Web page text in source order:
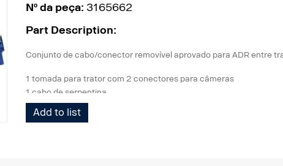
Nº da peça: 3165662
Part Description:
Conjunto de cabo/conector removível aprovado para ADR entre
1 tomada para trator com 2 conectores para câmeras
1 cabo de serpentina
1 tomada para reboque com 2 conectores para câmeras
Add to list